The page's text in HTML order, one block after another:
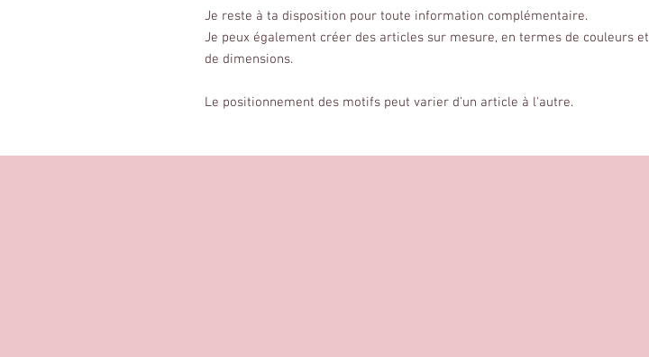
Je reste à ta disposition pour toute information complémentaire.
Je peux également créer des articles sur mesure, en termes de couleurs et
de dimensions.
Le positionnement des motifs peut varier d'un article à l'autre.